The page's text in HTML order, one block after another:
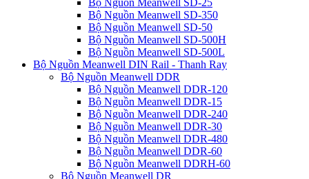
Bộ Nguồn Meanwell SD-350
Bộ Nguồn Meanwell SD-50
Bộ Nguồn Meanwell SD-500H
Bộ Nguồn Meanwell SD-500L
Bộ Nguồn Meanwell DIN Rail - Thanh Ray
Bộ Nguồn Meanwell DDR
Bộ Nguồn Meanwell DDR-120
Bộ Nguồn Meanwell DDR-15
Bộ Nguồn Meanwell DDR-240
Bộ Nguồn Meanwell DDR-30
Bộ Nguồn Meanwell DDR-480
Bộ Nguồn Meanwell DDR-60
Bộ Nguồn Meanwell DDRH-60
Bộ Nguồn Meanwell DR